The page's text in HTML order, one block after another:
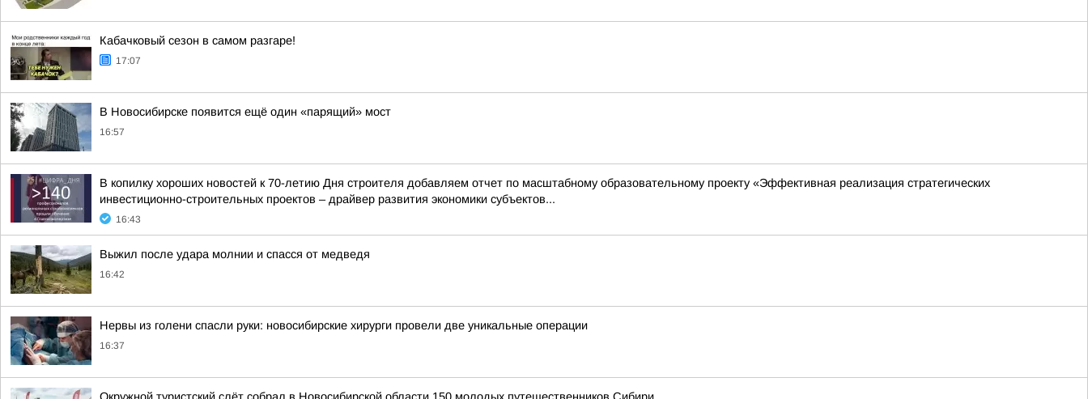
Кабачковый сезон в самом разгаре!
17:07
В Новосибирске появится ещё один «парящий» мост
16:57
В копилку хороших новостей к 70-летию Дня строителя добавляем отчет по масштабному образовательному проекту «Эффективная реализация стратегических
инвестиционно-строительных проектов – драйвер развития экономики субъектов...
16:43
Выжил после удара молнии и спасся от медведя
16:42
Нервы из голени спасли руки: новосибирские хирурги провели две уникальные операции
16:37